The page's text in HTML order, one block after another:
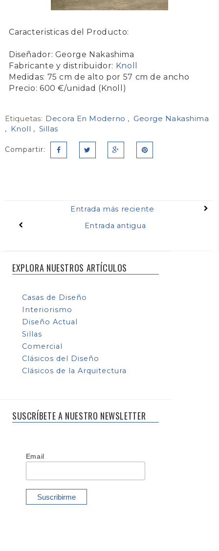
Caracteristicas del Producto:
Diseñador: George Nakashima
Fabricante y distribuidor: Knoll
Medidas: 75 cm de alto por 57 cm de ancho
Precio: 600 €/unidad (Knoll)
Etiquetas: Decora En Moderno
George Nakashima
Knoll
Sillas
Compartir:
Entrada más reciente
Entrada antigua
EXPLORA NUESTROS ARTÍCULOS
Casas de Diseño
Interiorismo
Diseño Actual
Sillas
Comercial
Clásicos del Diseño
Clásicos de la Arquitectura
SUSCRÍBETE A NUESTRO NEWSLETTER
Email